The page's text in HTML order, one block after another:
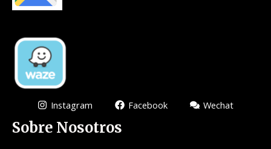
Instagram Facebook Wechat
Sobre Nosotros